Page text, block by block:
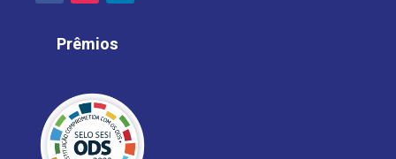
Prêmios